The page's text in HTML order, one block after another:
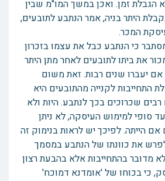
הגבלת זמן. ואכן במשך המו"מ שבין
היתר בניה, אמר הנתבע לתובעים,
המכר.
כי הנתבע כבל את עצמו בזכרון
את ביתו לתובעים לאחר מתן היתר
יעברו שנים רבות. זאת משום
התחייבות לקנייה מהתובעים היא
שכרוכים בכך לנתבע. היות ולא
סופי למימוש העיסקה, לא ניתן
אם הייתה. לפיכך יש לראות בנימוק זה
את כוונתו של הנתבע במסמך
לא מדובר בהתחייבות אלא בהבעת רצון
כי בכוחו של 'אומדנא דמוכח'